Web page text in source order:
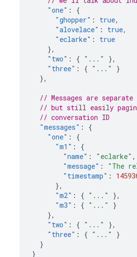
"one" :
{
"ghopper" : true,
"alovelace" : true,
"eclarke" :
true
},
"two" : { "..."
},
"three" : { "..."
}
},
// Messages are
// but still easily
// conversation ID
"messages" :
{
"one" :
{
"m1" :
{
"name" : "eclarke" ,
"message" :
"The
"timestamp" :
},
"m2" : { "..."
},
"m3" : { "..."
}
},
"two" : { "..."
},
"three" : { "..."
}
}
}